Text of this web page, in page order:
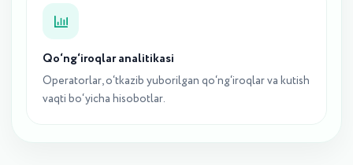
Qo‘ng‘iroqlar analitikasi
Operatorlar, o‘tkazib yuborilgan qo‘ng‘iroqlar va kutish
vaqti bo‘yicha hisobotlar.